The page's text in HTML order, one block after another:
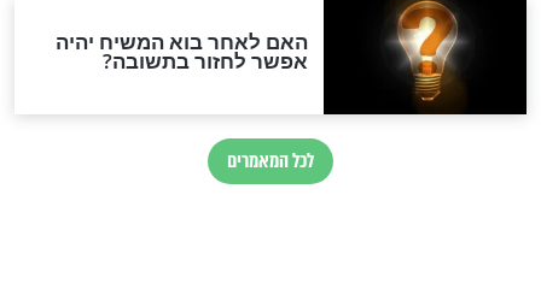
נהרגו בדרום לבנון
ההסכם החשאי של טראמפ